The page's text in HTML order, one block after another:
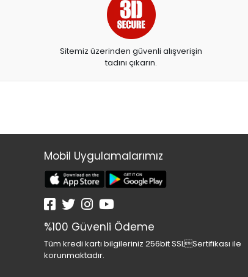
ARTDECO
ARTDECO 140
ARTEMİS YAYINLARI
BAYINDIR
BEAR&DEAR
BECKS
BELMİL
BENETTON
BESTWAY
BEYAZ BALİNA YAYINLARI
Sitemiz üzerinden güvenli alışverişin
tadını çıkarın.
Mobil Uygulamalarımız
%100 Güvenli Ödeme
Tüm kredi kartı bilgileriniz 256bit SSLSertifikası ile
korunmaktadır.